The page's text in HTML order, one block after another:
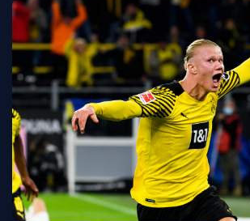
EDF
PSG
LIGUE 1
REAL MADRID
FC BARCELONE
MANCHESTER UNITED
CHELSEA
ARSENAL
BAYERN
L'AVIS DE LA RÉDAC'